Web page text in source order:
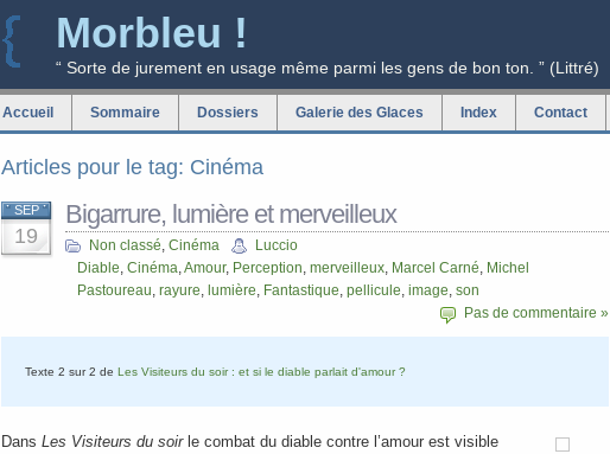
Morbleu !
“ Sorte de jurement en usage même parmi les gens de bon ton. ” (Littré)
Accueil Sommaire Dossiers Galerie des Glaces Index Contact
Articles pour le tag: Cinéma
SEP
19
Bigarrure, lumière et merveilleux
Non classé, Cinéma
Luccio
Diable, Cinéma,Amour, Perception, merveilleux, Marcel Carné, Michel
Pastoureau, rayure, lumière, Fantastique, pellicule, image, son
Pas de commentaire »
Texte 2 sur 2 de Les Visiteurs du soir : et si le diable parlait d'amour ?
Dans Les Visiteurs du soirle combat du diable contre l’amour est visible